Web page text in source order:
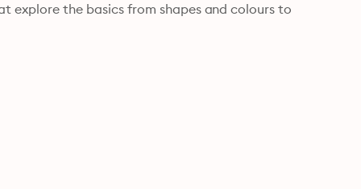
explore the basics from shapes and colours to